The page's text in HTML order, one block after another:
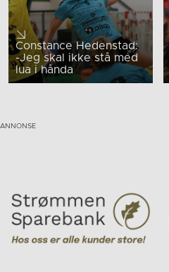
Constance Hedenstad:
-Jeg skal ikke stå med
lua i hånda